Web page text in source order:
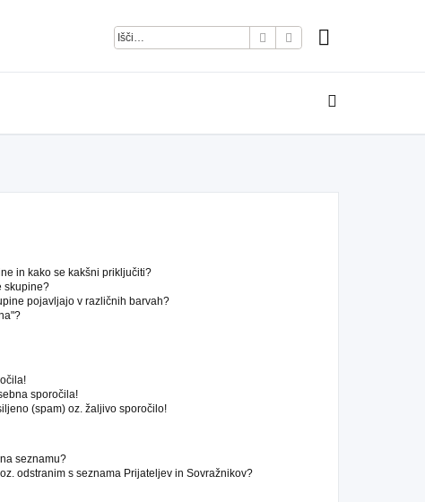
IskanjeNapredno iskanje
in kako se kakšni priključiti?
skupine?
pojavljajo v različnih barvah?
sporočila!
(spam) oz. žaljivo sporočilo!
seznamu?
odstranim s seznama Prijateljev in Sovražnikov?